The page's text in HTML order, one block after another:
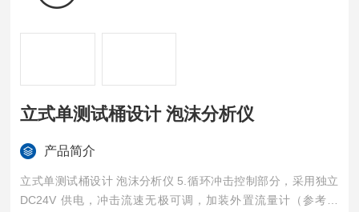
立式单测试桶设计 泡沫分析仪
产品简介
立式单测试桶设计 泡沫分析仪 5.循环冲击控制部分，采用独立
DC24V 供电，冲击流速无极可调，加装外置流量计（参考流